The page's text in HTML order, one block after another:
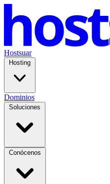
Hostsuar
Hosting
Dominios
Soluciones
Conócenos